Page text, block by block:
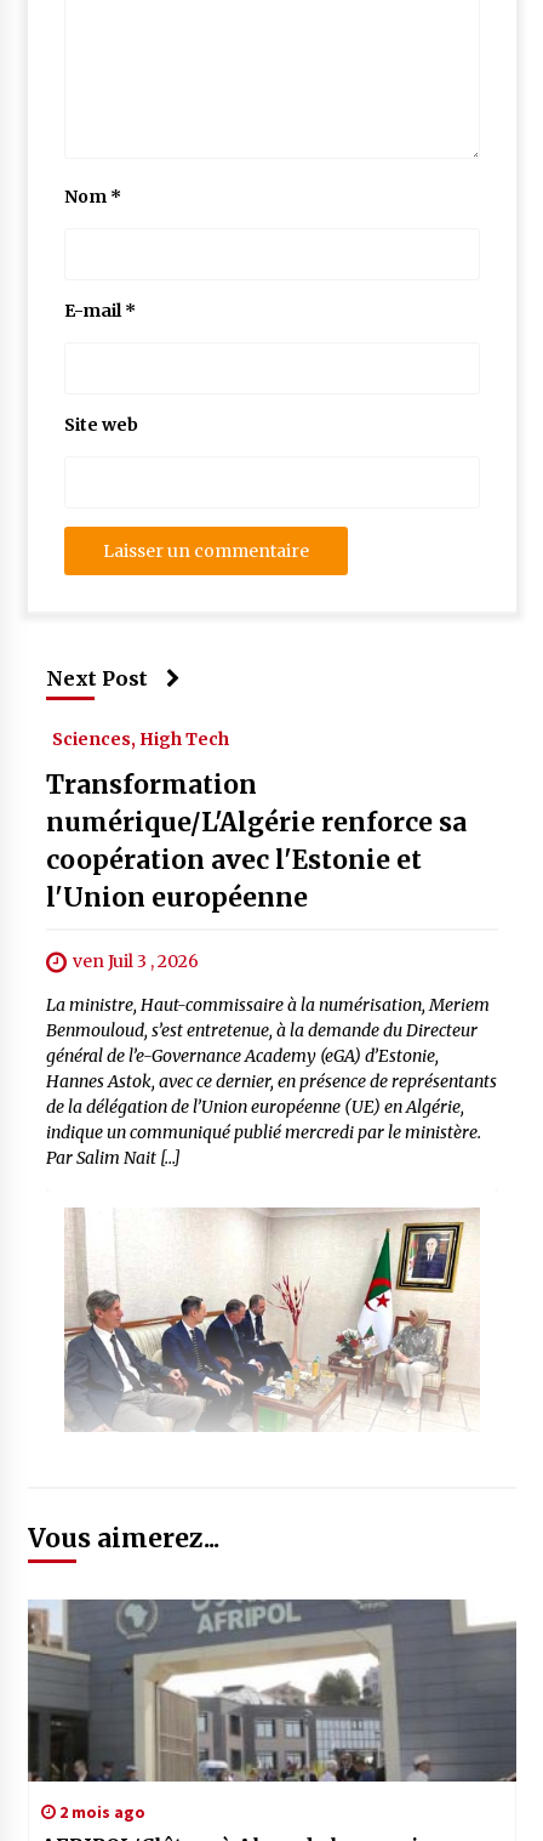
Nom *
E-mail*
Site web
Next Post
Sciences, High Tech
Transformation
numérique/L'Algérie renforce sa
coopération avec l'Estonie et
l'Union européenne
ven Juil 3 , 2026
La ministre, Haut-commissaire à la numérisation, Meriem
Benmouloud, s’est entretenue, à la demande du Directeur
général de l’e-Governance Academy (eGA) d’Estonie,
Hannes Astok, avec ce dernier, en présence de représentants
de la délégation de l’Union européenne (UE) en Algérie,
indique un communiqué publié mercredi par le ministère.
Par Salim Nait […]
Vous aimerez...
2 mois ago